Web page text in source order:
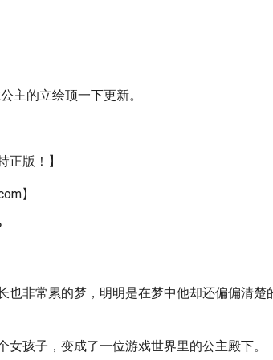
主的立绘顶一下更新。
正版！】
】
也非常累的梦，明明是在梦中他却还偏偏清楚
孩子，变成了一位游戏世界里的公主殿下。